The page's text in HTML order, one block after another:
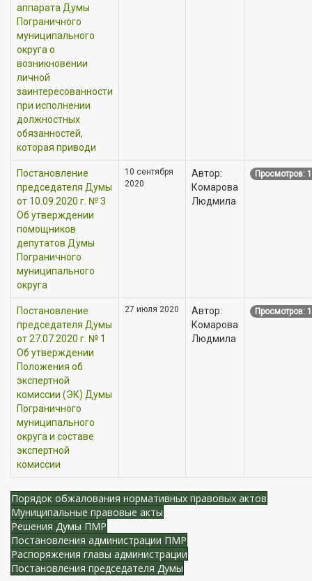
аппарата Думы
Пограничного
муниципального
округа о
возникновении
личной
заинтересованности
при исполнении
должностных
обязанностей,
которая приводи
Постановление
председателя Думы
от 10.09.2020 г. № 3
Об утверждении
помощников
депутатов Думы
Пограничного
муниципального
округа
10 сентября
2020
Автор:
Комарова
Людмила
Просмотров:
Постановление
председателя Думы
от 27.07.2020 г. № 1
Об утверждении
Положения об
экспертной
комиссии (ЭК) Думы
Пограничного
муниципального
округа и составе
экспертной
комиссии
27 июля 2020
Автор:
Комарова
Людмила
Просмотров:
Порядок обжалования нормативных правовых актов
Муниципальные правовые акты
Решения Думы ПМР
Постановления администрации ПМР
Распоряжения главы администрации
Постановления председателя Думы